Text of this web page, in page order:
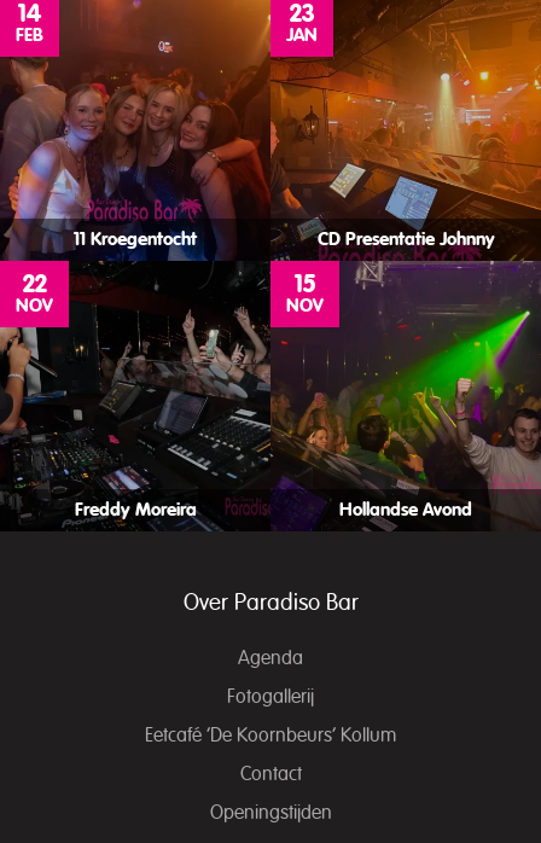
14
FEB
11 Kroegentocht
23
JAN
CD Presentatie Johnny
22
NOV
Freddy Moreira
15
NOV
Hollandse Avond
Over Paradiso Bar
Agenda
Fotogallerij
Eetcafé ‘De Koornbeurs’ Kollum
Contact
Openingstijden